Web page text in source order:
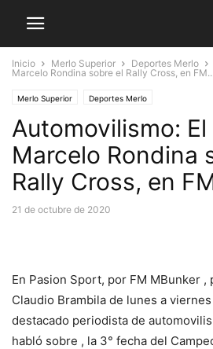
Inicio Merlo Superior Deportes Merlo
Marcelo Rondina sobre el Rally Cross, en
Merlo Superior Deportes Merlo
Automovilismo:
Marcelo Rondina
Rally Cross, en
21 de octubre de 2020
En Pasion Sport, por FM MBunker ,
Claudio Brambila de lunes a viernes
destacado periodista de
habló sobre , la 3° fecha del